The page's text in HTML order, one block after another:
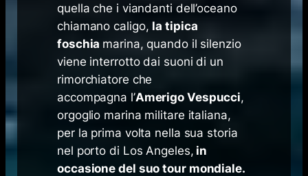
quella che i viandanti dell’oceano
chiamanocaligo, la tipica
foschia marina, quando il silenzio
viene interrotto dai suoni di un
rimorchiatore che
accompagna l’Amerigo Vespucci,
orgoglio marina militare italiana,
per la prima volta nella sua storia
nel porto di Los Angeles, in
occasione del suo tour mondiale.